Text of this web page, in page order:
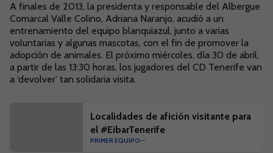
A finales de 2013, la presidenta y responsable del Albergue
Comarcal Valle Colino, Adriana Naranjo, acudió a un
entrenamiento del equipo blanquiazul, junto a varias
voluntarias y algunas mascotas, con el fin de promover la
adopción de animales. El próximo miércoles, día 30 de abril,
a partir de las 13:30 horas, los jugadores del CD Tenerife van
a ‘devolver’ tan solidaria visita.
Localidades de afición visitante para
el #EibarTenerife
PRIMER EQUIPO